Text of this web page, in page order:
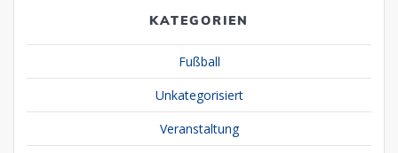
KATEGORIEN
Fußball
Unkategorisiert
Veranstaltung